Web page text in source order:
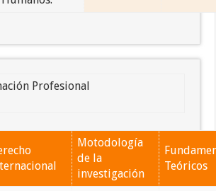
Profesional
Motodología
de la
investigación
Teóricos